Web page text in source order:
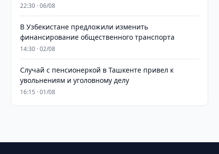
22:30 · 06/08
В Узбекистане предложили изменить
финансирование общественного транспорта
14:30 · 02/08
Случай с пенсионеркой в Ташкенте привел к
увольнениям и уголовному делу
16:15 · 01/08